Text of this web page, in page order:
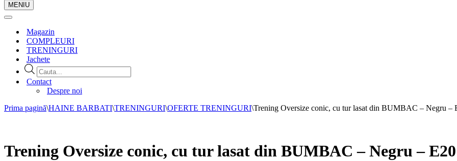
MENIU
Meniu
Meniu
navigareMagazin
COMPLEURI
TRENINGURI
Jachete
Products
search
Contact
Despre noi
Prima pagină\HAINE BARBATI\TRENINGURI\OFERTE TRENINGURI\Trening Oversize conic, cu tur lasat din BUMBAC – Negru –
Trening Oversize conic, cu tur lasat din BUMBAC – Negru – E20